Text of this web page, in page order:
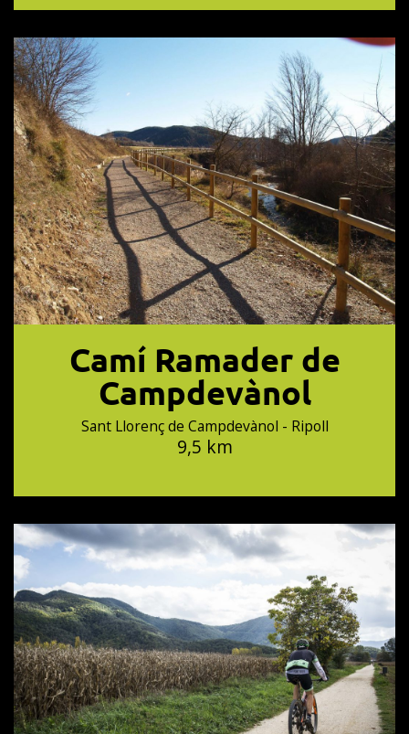
Camí Ramader de
Campdevànol
Sant Llorenç de Campdevànol - Ripoll
9,5 km